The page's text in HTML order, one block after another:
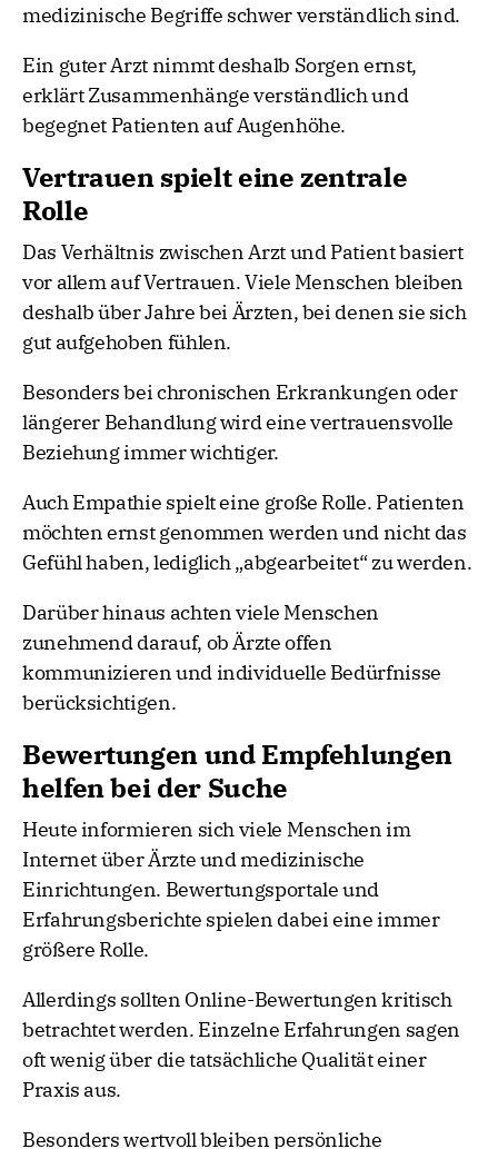
medizinische Begriffe schwer verständlich sind.
Ein guter Arzt nimmt deshalb Sorgen ernst,
erklärt Zusammenhänge verständlich und
begegnet Patienten auf Augenhöhe.
Vertrauen spielt eine zentrale
Rolle
Das Verhältnis zwischen Arzt und Patient basiert
vor allem auf Vertrauen. Viele Menschen bleiben
deshalb über Jahre bei Ärzten, bei denen sie sich
gut aufgehoben fühlen.
Besonders bei chronischen Erkrankungen oder
längerer Behandlung wird eine vertrauensvolle
Beziehung immer wichtiger.
Auch Empathie spielt eine große Rolle. Patienten
möchten ernst genommen werden und nicht das
Gefühl haben, lediglich „abgearbeitet“ zu werden.
Darüber hinaus achten viele Menschen
zunehmend darauf, ob Ärzte offen
kommunizieren und individuelle Bedürfnisse
berücksichtigen.
Bewertungen und Empfehlungen
helfen bei der Suche
Heute informieren sich viele Menschen im
Internet über Ärzte und medizinische
Einrichtungen. Bewertungsportale und
Erfahrungsberichte spielen dabei eine immer
größere Rolle.
Allerdings sollten Online-Bewertungen kritisch
betrachtet werden. Einzelne Erfahrungen sagen
oft wenig über die tatsächliche Qualität einer
Praxis aus.
Besonders wertvoll bleiben persönliche